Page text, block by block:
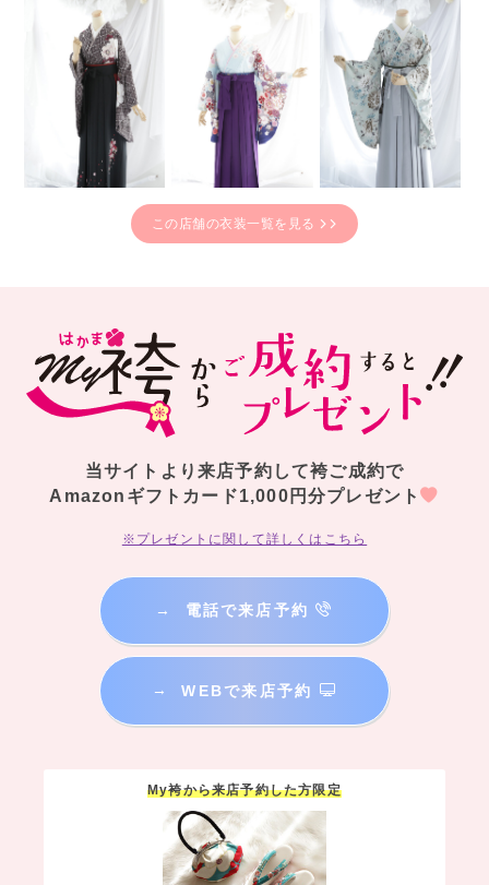
この店舗の衣装一覧を見る
当サイトより来店予約して袴ご成約で
Amazonギフトカード1,000円分プレゼント
※プレゼントに関して詳しくはこちら
→ 電話で来店予約
→ WEBで来店予約
My袴から来店予約した方限定